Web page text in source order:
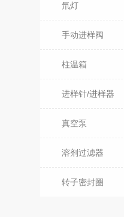
氘灯
手动进样阀
柱温箱
进样针/进样器
真空泵
溶剂过滤器
转子密封圈